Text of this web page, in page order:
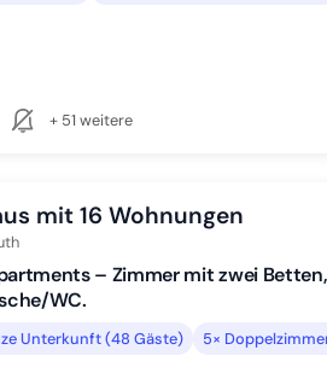
+ 51 weitere
mit 16 Wohnungen
– Zimmer mit zwei
WC.
Unterkunft (48 Gäste) 5×